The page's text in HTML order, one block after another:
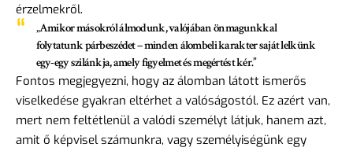
érzelmekről.
„Amikor másokról álmodunk, valójában önmagunkkal
folytatunk párbeszédet – minden álombeli karakter saját lelkünk
egy-egy szilánkja, amely figyelmet és megértést kér.”
Fontos megjegyezni, hogy az álomban látott ismerős
viselkedése gyakran eltérhet a valóságostól. Ez azért van,
mert nem feltétlenül a valódi személyt látjuk, hanem azt,
amit ő képvisel számunkra, vagy személyiségünk egy